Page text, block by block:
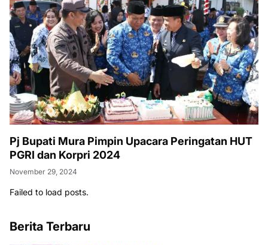
Pj Bupati Mura Pimpin Upacara Peringatan HUT
PGRI dan Korpri 2024
November 29, 2024
Failed to load posts.
Berita Terbaru